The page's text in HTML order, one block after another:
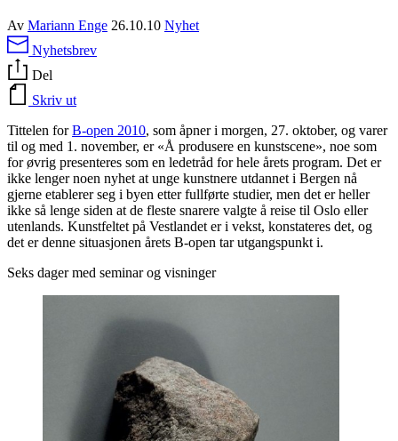
Av Mariann Enge 26.10.10 Nyhet
Nyhetsbrev
Del
Skriv ut
Tittelen forB-open 2010, som åpner i morgen, 27. oktober, og varer
til og med 1. november, er «Å produsere en kunstscene», noe som
for øvrig presenteres som en ledetråd for hele årets program. Det er
ikke lenger noen nyhet at unge kunstnere utdannet i Bergen nå
gjerne etablerer seg i byen etter fullførte studier, men det er heller
ikke så lenge siden at de fleste snarere valgte å reise til Oslo eller
utenlands. Kunstfeltet på Vestlandet er i vekst, konstateres det, og
det er denne situasjonen årets B-open tar utgangspunkt i.
Seks dager med seminar og visninger